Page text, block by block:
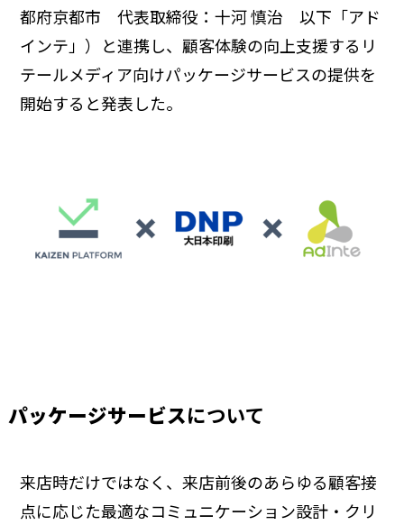
都府京都市 代表取締役：十河 慎治 以下「アド
インテ」）と連携し、顧客体験の向上支援するリ
テールメディア向けパッケージサービスの提供を
開始すると発表した。
パッケージサービスについて
来店時だけではなく、来店前後のあらゆる顧客接
点に応じた最適なコミュニケーション設計・クリ